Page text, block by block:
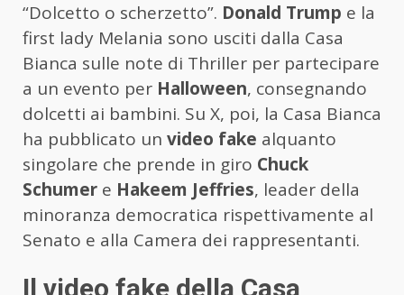
“Dolcetto o scherzetto”. Donald Trump e la
first lady Melania sono usciti dalla Casa
Bianca sulle note di Thriller per partecipare
a un evento per Halloween, consegnando
dolcetti ai bambini. Su X, poi, la Casa Bianca
ha pubblicato un video fake alquanto
singolare che prende in giro Chuck
Schumer e Hakeem Jeffries, leader della
minoranza democratica rispettivamente al
Senato e alla Camera dei rappresentanti.
Il video fake della Casa